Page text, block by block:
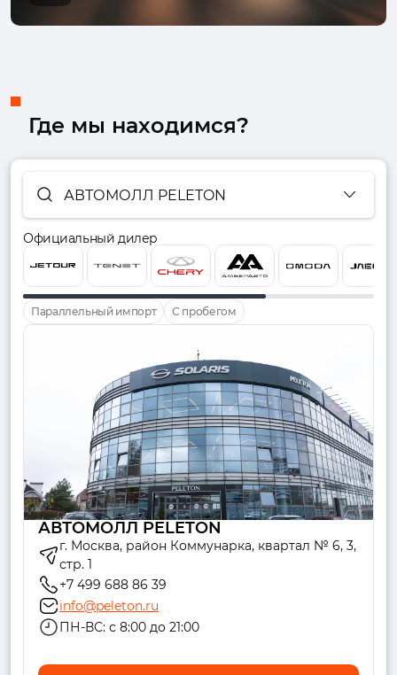
Где мы находимся?
АВТОМОЛЛ PELETON
Официальный дилер
Параллельный импорт С пробегом
АВТОМОЛЛ PELETON
г. Москва, район Коммунарка, квартал № 6, 3,
стр. 1
+7 499 688 86 39
info@peleton.ru
ПН-ВС: с 8:00 до 21:00